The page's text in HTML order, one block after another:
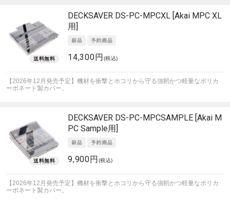
DECKSAVER DS-PC-MPCXL [Akai MPC XL
用]
14,300円 (税込)
【2026年12月発売予定】機材を衝撃とホコリから守る強靭かつ軽量なポリカ
ーボネート製カバー。
DECKSAVER DS-PC-MPCSAMPLE [Akai M
PC Sample用]
9,900円 (税込)
【2026年12月発売予定】機材を衝撃とホコリから守る強靭かつ軽量なポリカ
ーボネート製カバー。